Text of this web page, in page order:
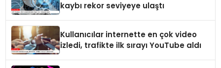
kaybı rekor seviyeye ulaştı
Kullanıcılar internette en çok video
izledi, trafikte ilk sırayı YouTube aldı